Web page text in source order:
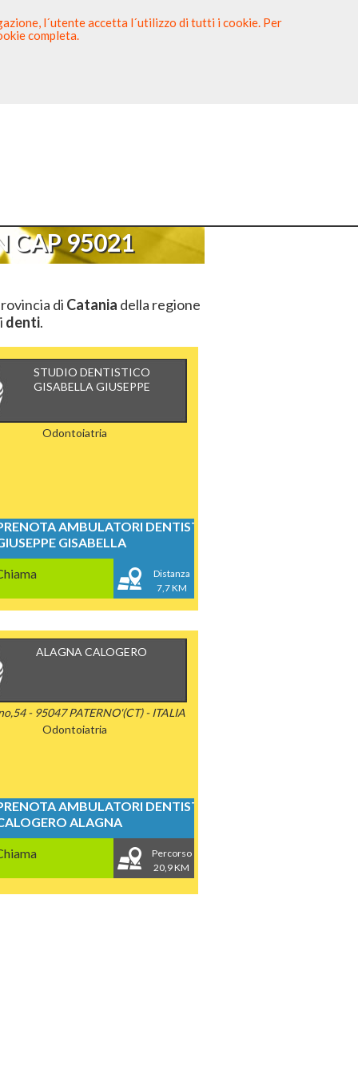
CAP 95021
di Catania della regione
denti.
STUDIO DENTISTICO
GISABELLA GIUSEPPE
Odontoiatria
AMBULATORI DENTISTICI
GISABELLA
Distanza
7,7 KM
ALAGNA CALOGERO
- 95047 PATERNO'(CT) - ITALIA
Odontoiatria
AMBULATORI DENTISTICI
ALAGNA
Percorso
20,9 KM
l´utente accetta l´utilizzo di tutti i cookie. Per
completa.